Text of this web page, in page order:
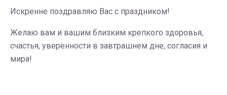
Искренне поздравляю Вас с праздником!
Желаю вам и вашим близким крепкого здоровья,
счастья, уверенности в завтрашнем дне, согласия и
мира!